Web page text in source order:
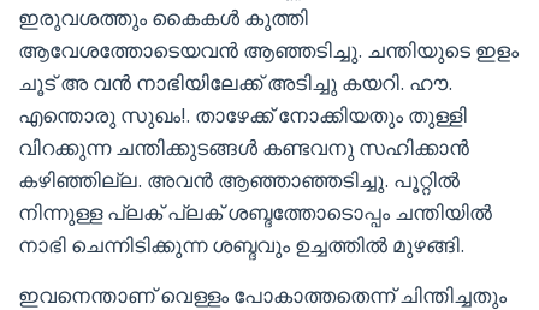
ഇരുവശത്തും കൈകൾ കുത്തി
ആവേശത്തോടെയവൻ ആഞ്ഞടിച്ചു. ചന്തിയുടെ ഇളം
ചൂട് അ വൻ നാഭിയിലേക്ക് അടിച്ചു കയറി. ഹൗ.
എന്തൊരു സുഖം!. താഴേക്ക് നോക്കിയതും തുള്ളി
വിറക്കുന്ന ചന്തിക്കുടങ്ങൾ കണ്ടവനു സഹിക്കാൻ
കഴിഞ്ഞില്ല. അവൻ ആഞ്ഞാഞ്ഞടിച്ചു. പൂറ്റിൽ
നിന്നുള്ള പ്ലക് പ്ലക് ശബ്ദത്തോടൊപ്പം ചന്തിയിൽ
നാഭി ചെന്നിടിക്കുന്ന ശബ്ദവും ഉച്ചത്തിൽ മുഴങ്ങി.
ഇവനെന്താണ് വെള്ളം പോകാത്തതെന്ന് ചിന്തിച്ചതും